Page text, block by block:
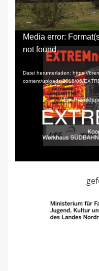
Das Auge des
Video-
Player
Media error:
not found
Datei herunterladen: https://
content/uploads/2018/06/